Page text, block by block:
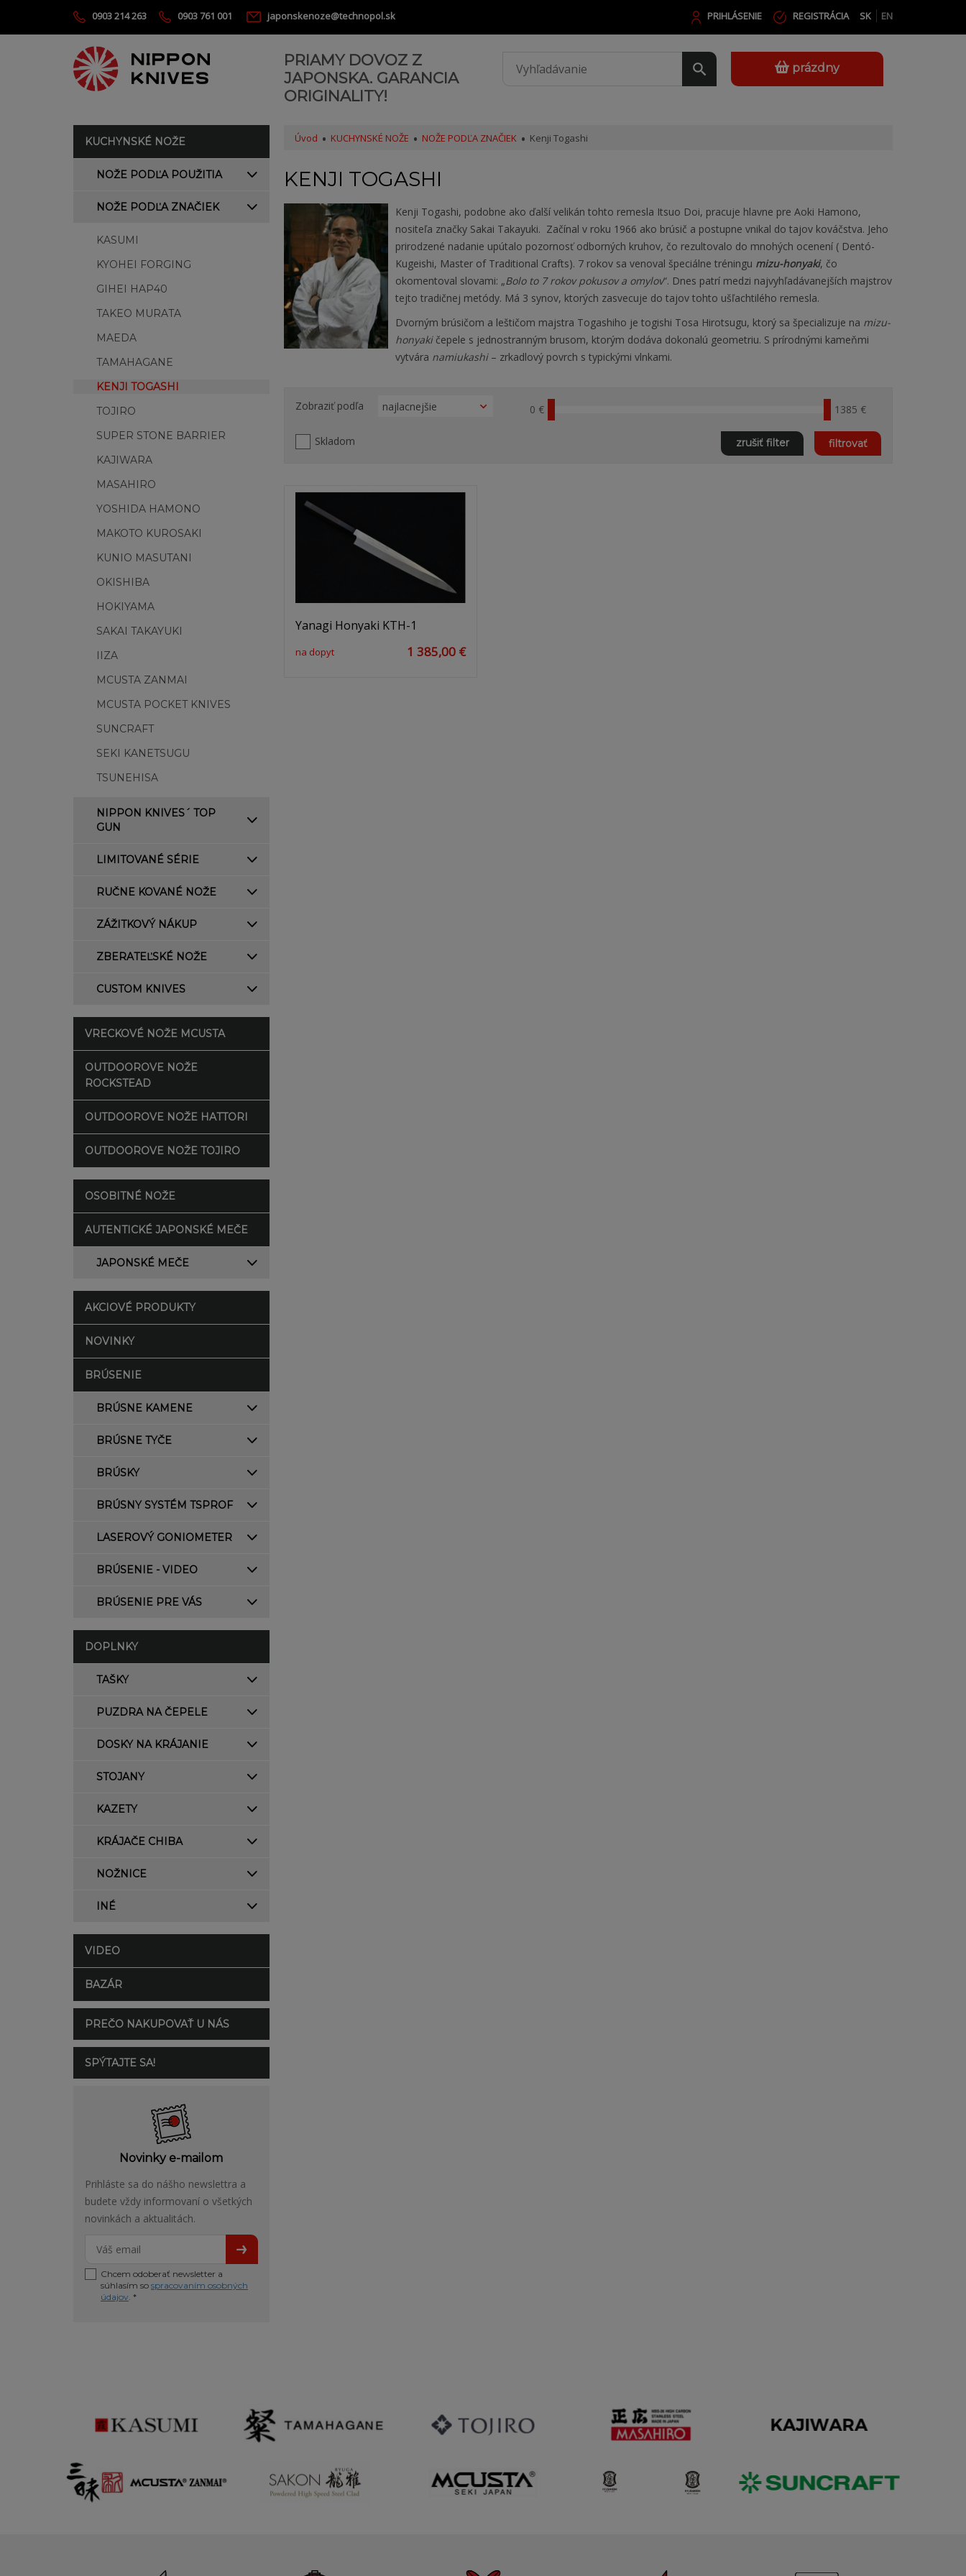
0903 214 263 0903 761 001 japonskenoze@technopol.sk SK EN
PRIHLÁSENIE REGISTRÁCIA
PRIAMY DOVOZ Z
JAPONSKA. GARANCIA
ORIGINALITY!
prázdny
KUCHYNSKÉ NOŽE
NOŽE PODĽA POUŽITIA
NOŽE PODĽA ZNAČIEK
KASUMI
KYOHEI FORGING
GIHEI HAP40
TAKEO MURATA
MAEDA
TAMAHAGANE
KENJI TOGASHI
TOJIRO
SUPER STONE BARRIER
KAJIWARA
MASAHIRO
YOSHIDA HAMONO
MAKOTO KUROSAKI
KUNIO MASUTANI
OKISHIBA
HOKIYAMA
SAKAI TAKAYUKI
IIZA
MCUSTA ZANMAI
MCUSTA POCKET KNIVES
SUNCRAFT
SEKI KANETSUGU
TSUNEHISA
NIPPON KNIVES´ TOP
GUN
LIMITOVANÉ SÉRIE
RUČNE KOVANÉ NOŽE
ZÁŽITKOVÝ NÁKUP
ZBERATEĽSKÉ NOŽE
CUSTOM KNIVES
VRECKOVÉ NOŽE MCUSTA
OUTDOOROVE NOŽE
ROCKSTEAD
OUTDOOROVE NOŽE HATTORI
OUTDOOROVE NOŽE TOJIRO
OSOBITNÉ NOŽE
AUTENTICKÉ JAPONSKÉ MEČE
JAPONSKÉ MEČE
AKCIOVÉ PRODUKTY
NOVINKY
BRÚSENIE
BRÚSNE KAMENE
BRÚSNE TYČE
BRÚSKY
BRÚSNY SYSTÉM TSPROF
LASEROVÝ GONIOMETER
BRÚSENIE - VIDEO
BRÚSENIE PRE VÁS
DOPLNKY
TAŠKY
PUZDRA NA ČEPELE
DOSKY NA KRÁJANIE
STOJANY
KAZETY
KRÁJAČE CHIBA
NOŽNICE
INÉ
VIDEO
BAZÁR
PREČO NAKUPOVAŤ U NÁS
SPÝTAJTE SA!
Novinky e-mailom
Prihláste sa do nášho newslettra a
budete vždy informovaní o všetkých
novinkách a aktualitách.
Chcem odoberať newsletter a
súhlasím so spracovaním osobných
údajov. *
Úvod KUCHYNSKÉ NOŽE NOŽE PODĽA ZNAČIEK Kenji Togashi
KENJI TOGASHI
Kenji Togashi, podobne ako ďalší velikán tohto remesla Itsuo Doi, pracuje hlavne pre Aoki Hamono,
nositeľa značky Sakai Takayuki. Začínal v roku 1966 ako brúsič a postupne vnikal do tajov kováčstva. Jeho
prirodzené nadanie upútalo pozornosť odborných kruhov, čo rezultovalo do mnohých ocenení ( Dentó-
Kugeishi, Master of Traditional Crafts). 7 rokov sa venoval špeciálne tréningu mizu-honyaki, čo
okomentoval slovami: „Bolo to 7 rokov pokusov a omylov“. Dnes patrí medzi najvyhľadávanejších majstrov
tejto tradičnej metódy. Má 3 synov, ktorých zasvecuje do tajov tohto ušľachtilého remesla.
Dvorným brúsičom a leštičom majstra Togashiho je togishi Tosa Hirotsugu, ktorý sa špecializuje na mizu-
honyakičepele s jednostranným brusom, ktorým dodáva dokonalú geometriu. S prírodnými kameňmi
vytvára namiukashi– zrkadlový povrch s typickými vlnkami.
0 € 1385 €
Skladom filtrovať
zrušiť filter
Zobraziť podľa
Yanagi Honyaki KTH-1
na dopyt 1 385,00 €